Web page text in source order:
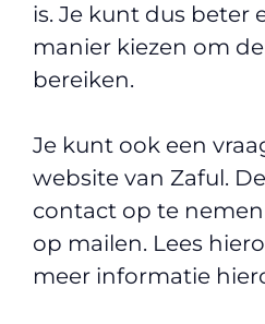
is. Je kunt dus beter
manier kiezen om
bereiken.
Je kunt ook een
website van Zaful.
contact op te
op mailen. Lees
meer informatie